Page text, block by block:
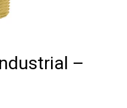
–